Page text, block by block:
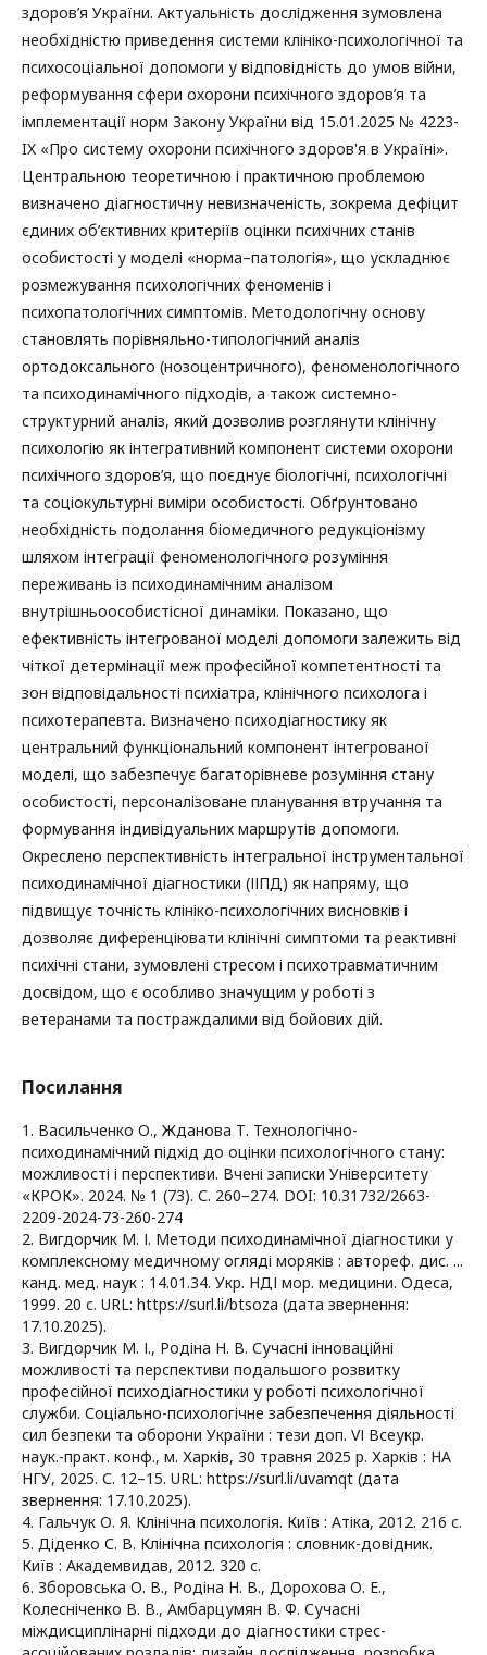
здоров’я України. Актуальність дослідження зумовлена
необхідністю приведення системи клініко-психологічної та
психосоціальної допомоги у відповідність до умов війни,
реформування сфери охорони психічного здоров’я та
імплементації норм Закону України від 15.01.2025 № 4223-
IX «Про систему охорони психічного здоров'я в Україні».
Центральною теоретичною і практичною проблемою
визначено діагностичну невизначеність, зокрема дефіцит
єдиних об’єктивних критеріїв оцінки психічних станів
особистості у моделі «норма–патологія», що ускладнює
розмежування психологічних феноменів і
психопатологічних симптомів. Методологічну основу
становлять порівняльно-типологічний аналіз
ортодоксального (нозоцентричного), феноменологічного
та психодинамічного підходів, а також системно-
структурний аналіз, який дозволив розглянути клінічну
психологію як інтегративний компонент системи охорони
психічного здоров’я, що поєднує біологічні, психологічні
та соціокультурні виміри особистості. Обґрунтовано
необхідність подолання біомедичного редукціонізму
шляхом інтеграції феноменологічного розуміння
переживань із психодинамічним аналізом
внутрішньоособистісної динаміки. Показано, що
ефективність інтегрованої моделі допомоги залежить від
чіткої детермінації меж професійної компетентності та
зон відповідальності психіатра, клінічного психолога і
психотерапевта. Визначено психодіагностику як
центральний функціональний компонент інтегрованої
моделі, що забезпечує багаторівневе розуміння стану
особистості, персоналізоване планування втручання та
формування індивідуальних маршрутів допомоги.
Окреслено перспективність інтегральної інструментальної
психодинамічної діагностики (ІІПД) як напряму, що
підвищує точність клініко-психологічних висновків і
дозволяє диференціювати клінічні симптоми та реактивні
психічні стани, зумовлені стресом і психотравматичним
досвідом, що є особливо значущим у роботі з
ветеранами та постраждалими від бойових дій.
Посилання
1. Васильченко О., Жданова Т. Технологічно-
психодинамічний підхід до оцінки психологічного стану:
можливості і перспективи. Вчені записки Університету
«КРОК». 2024. № 1 (73). С. 260–274. DOI: 10.31732/2663-
2209-2024-73-260-274
2. Вигдорчик М. І. Методи психодинамічної діагностики у
комплексному медичному огляді моряків : автореф. дис. ...
канд. мед. наук : 14.01.34. Укр. НДІ мор. медицини. Одеса,
1999. 20 с. URL: https://surl.li/btsoza (дата звернення:
17.10.2025).
3. Вигдорчик М. І., Родіна Н. В. Сучасні інноваційні
можливості та перспективи подальшого розвитку
професійної психодіагностики у роботі психологічної
служби. Соціально-психологічне забезпечення діяльності
сил безпеки та оборони України : тези доп. VІ Всеукр.
наук.-практ. конф., м. Харків, 30 травня 2025 р. Харків : НА
НГУ, 2025. С. 12–15. URL: https://surl.li/uvamqt (дата
звернення: 17.10.2025).
4. Гальчук О. Я. Клінічна психологія. Київ : Атіка, 2012. 216 с.
5. Діденко С. В. Клінічна психологія : словник-довідник.
Київ : Академвидав, 2012. 320 с.
6. Зборовська О. В., Родіна Н. В., Дорохова О. Е.,
Колесніченко В. В., Амбарцумян В. Ф. Сучасні
міждисциплінарні підходи до діагностики стрес-